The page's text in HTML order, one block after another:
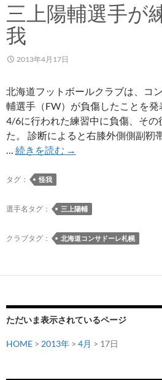
我
三上陽輔選手が
我
2013年4月17日
北海道フットボールクラブは、コ
輔選手（FW）が負傷したことを発
4/6に行われた練習中に負傷、そ
た。 診断によると右膝外側側副靭
… 続きを読む 三
選
が
怪
我
→
タグ： 怪我
選手名タグ： 三上陽輔
クラブタグ： 北海道コンサドーレ札幌
ただいま表示されているページ
HOME > 2013年 > 4月 > 17日